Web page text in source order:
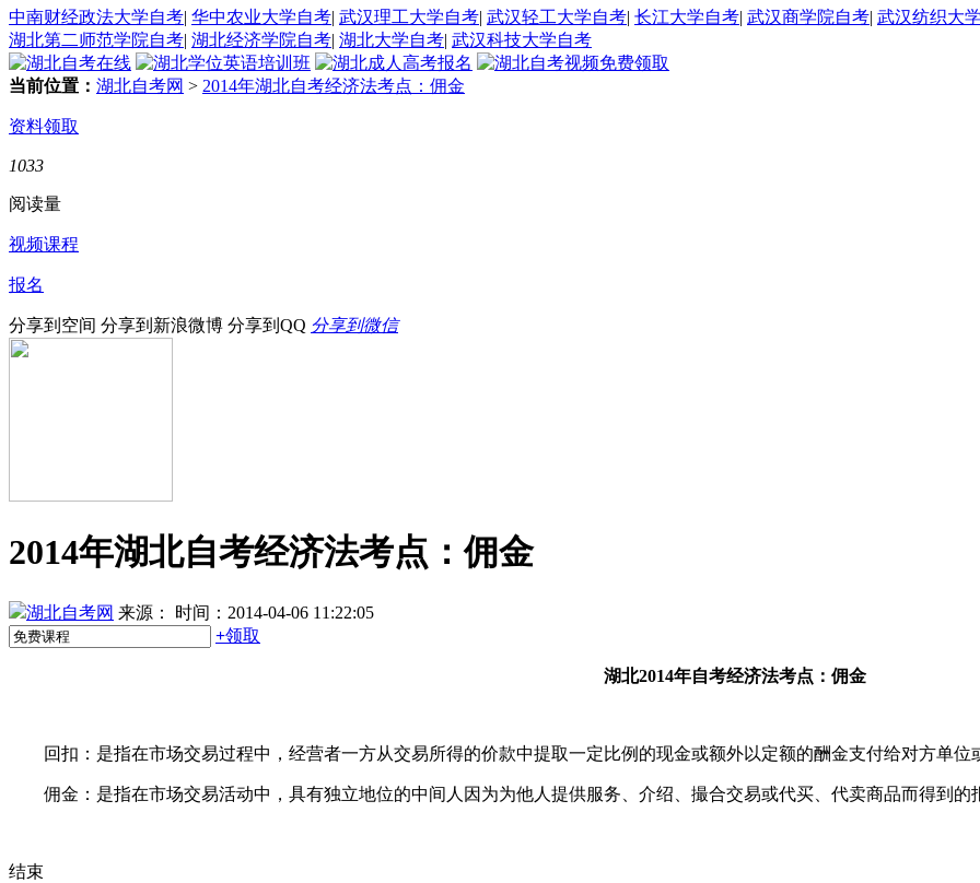
中南财经政法大学自考| 华中农业大学自考| 武汉理工大学自考| 武汉轻工大学自考| 长江大学自考| 武汉商学院自考| 武汉纺织大
湖北第二师范学院自考| 湖北经济学院自考| 湖北大学自考| 武汉科技大学自考
当前位置： 湖北自考网 > 2014年湖北自考经济法考点：佣金
资料领取
1033
阅读量
视频课程
报名
分享到空间 分享到新浪微博 分享到QQ 分享到微信
2014年湖北自考经济法考点：佣金
湖北自考网 来源：
时间：2014-04-06 11:22:05
+领取
湖北2014年自考经济法考点：佣金
回扣：是指在市场交易过程中，经营者一方从交易所得的价款中提取一定比例的现金或额外以定额的酬金支付给对方单位
佣金：是指在市场交易活动中，具有独立地位的中间人因为为他人提供服务、介绍、撮合交易或代买、代卖商品而得到的
结束